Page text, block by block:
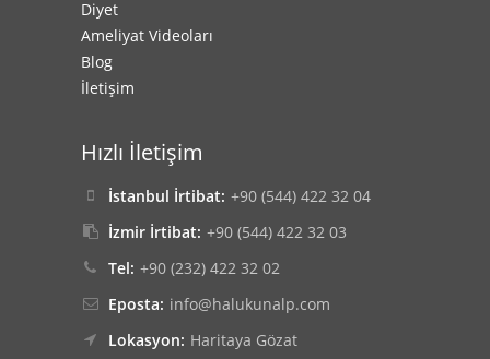
Diyet
Ameliyat Videoları
Blog
İletişim
Hızlı İletişim
İstanbul İrtibat: +90 (544) 422 32 04
İzmir İrtibat: +90 (544) 422 32 03
Tel: +90 (232) 422 32 02
Eposta: info@halukunalp.com
Lokasyon: Haritaya Gözat